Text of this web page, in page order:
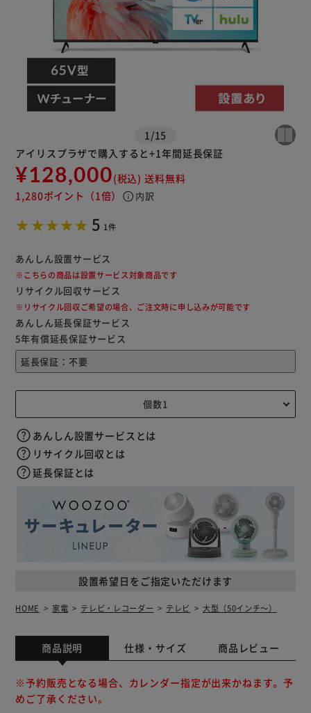
1 /15
アイリスプラザで購入すると+1年間延長保証
¥128,000(税込) 送料無料
1,280ポイント （1倍） info 内訳
5 1件
設置希望日をご指定いただけます
あんしん設置サービス
※こちらの商品は設置サービス対象商品です
リサイクル回収サービス
※リサイクル回収ご希望の場合、ご注文時に申し込みが可能です
あんしん延長保証サービス
5年有償延長保証サービス
あんしん設置サービスとは
リサイクル回収とは
延長保証とは
HOME 家電 テレビ・レコーダー テレビ 大型（50インチ～）
商品説明 仕様・サイズ 商品レビュー
※予約販売となる場合、カレンダー指定が出来かねます。予
めご了承ください。
※ご確認ください
カートに入れる 購入手続きへ